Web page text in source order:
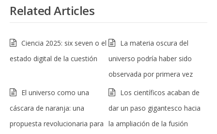
Related Articles
Ciencia 2025: six seven o el
estado digital de la cuestión
La materia oscura del
universo podría haber sido
observada por primera vez
El universo como una
cáscara de naranja: una
propuesta revolucionaria para
Los científicos acaban de
dar un paso gigantesco hacia
la ampliación de la fusión